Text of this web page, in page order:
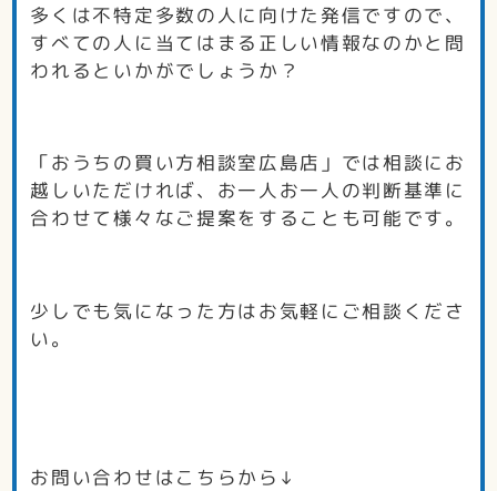
多くは不特定多数の人に向けた発信ですので、
すべての人に当てはまる正しい情報なのかと問
われるといかがでしょうか？
「おうちの買い方相談室広島店」では相談にお
越しいただければ、お一人お一人の判断基準に
合わせて様々なご提案をすることも可能です。
少しでも気になった方はお気軽にご相談くださ
い。
お問い合わせはこちらから↓